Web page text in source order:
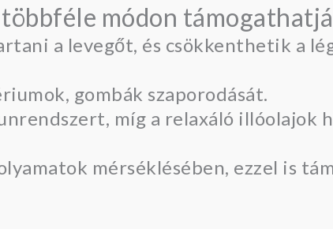
módon
a levegőt, és csökkenthetik a
gombák szaporodását.
míg a relaxáló illóolajok
mérséklésében, ezzel is